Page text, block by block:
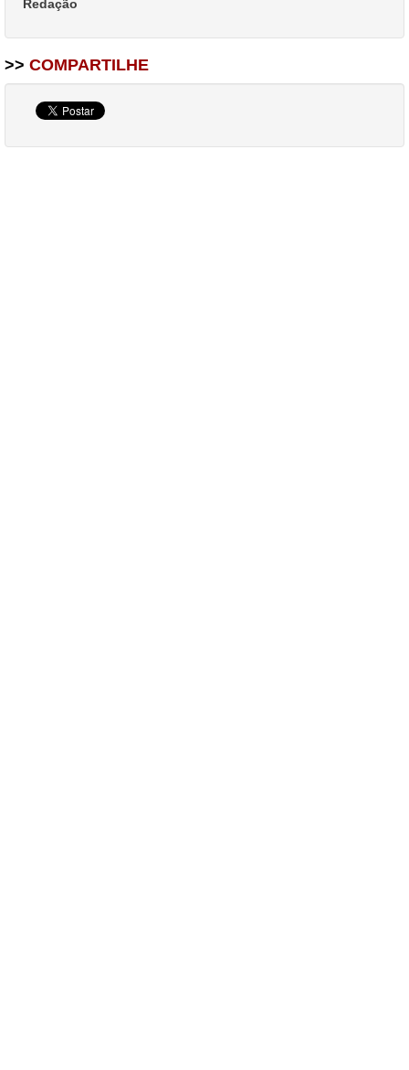
Redação
>> COMPARTILHE